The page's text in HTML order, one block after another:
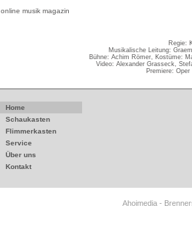
online musik magazin
Regie:
Musikalische Leitung:
Bühne: Achim Römer, Kostüme:
Video: Alexander Grasseck,
Premiere: Oper
Home
Schaukasten
Flimmerkasten
Service
Über uns
Kontakt
Ahoimedia -